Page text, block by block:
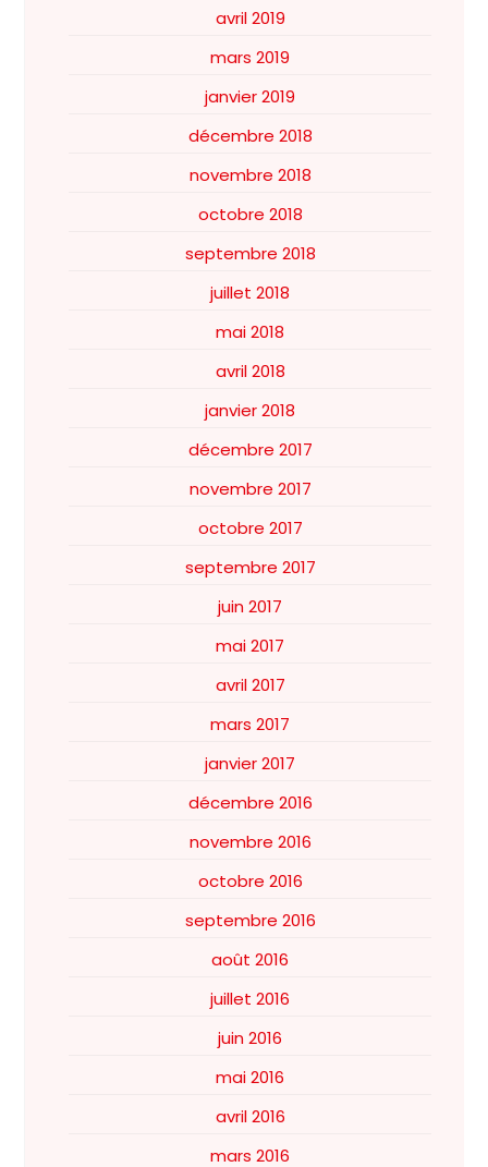
avril 2019
mars 2019
janvier 2019
décembre 2018
novembre 2018
octobre 2018
septembre 2018
juillet 2018
mai 2018
avril 2018
janvier 2018
décembre 2017
novembre 2017
octobre 2017
septembre 2017
juin 2017
mai 2017
avril 2017
mars 2017
janvier 2017
décembre 2016
novembre 2016
octobre 2016
septembre 2016
août 2016
juillet 2016
juin 2016
mai 2016
avril 2016
mars 2016